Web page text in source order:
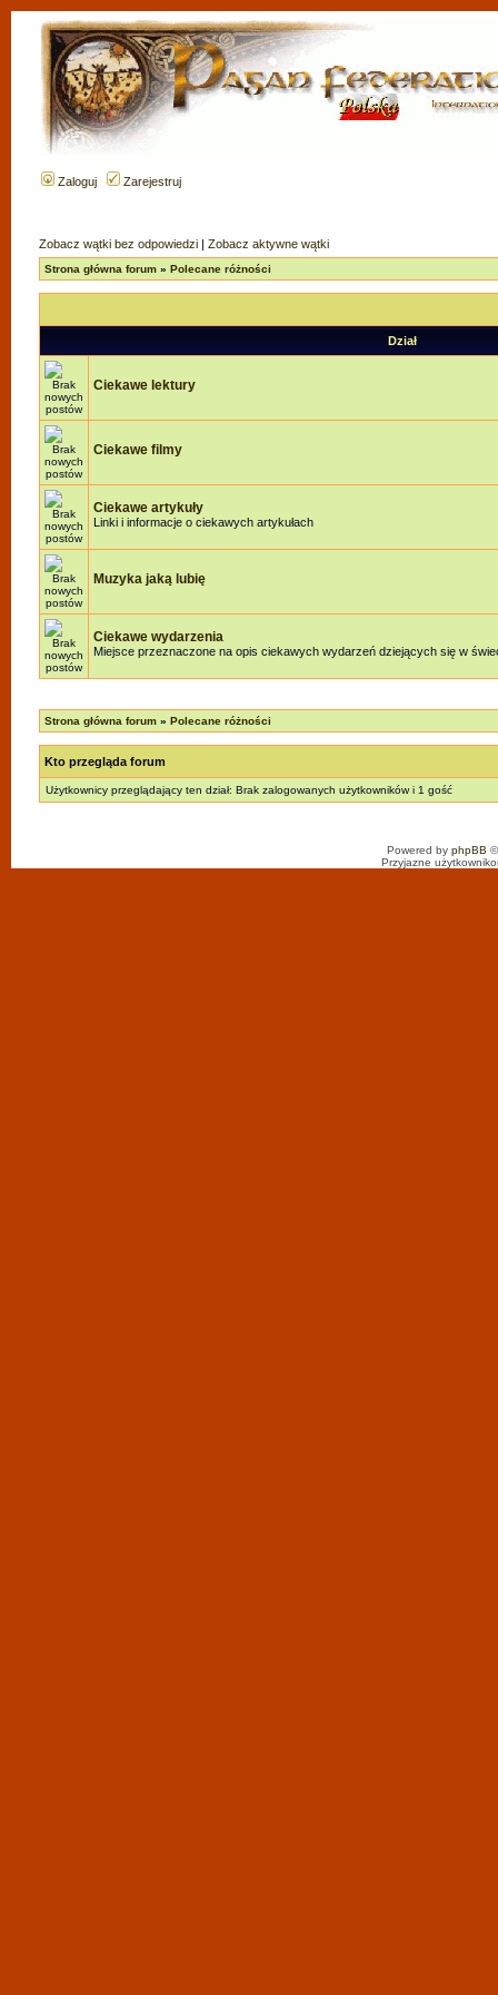
Zaloguj Zarejestruj
Zobacz wątki bez odpowiedzi | Zobacz aktywne wątki
Strona główna forum » Polecane różności
Dział
Ciekawe lektury
Ciekawe filmy
Ciekawe artykuły
Linki i informacje o ciekawych artykułach
Muzyka jaką lubię
Ciekawe wydarzenia
Miejsce przeznaczone na opis ciekawych wydarzeń dziejących się w
Strona główna forum » Polecane różności
Kto przegląda forum
Użytkownicy przeglądający ten dział: Brak zalogowanych użytkowników i 1 gość
Powered by phpBB
Przyjazne